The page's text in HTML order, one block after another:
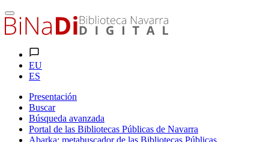
EU
ES
Presentación
Buscar
Búsqueda avanzada
Portal de las Bibliotecas Públicas de Navarra
Abarka: metabuscador de las Bibliotecas Públicas